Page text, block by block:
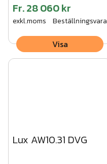
Fr.28 060 kr
exkl.moms Beställningsvara
Visa
Lux AW10.31 DVG